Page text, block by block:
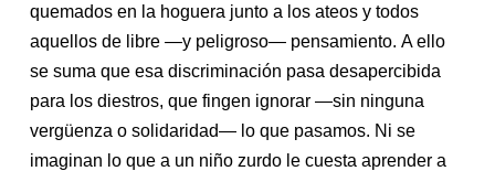
quemados en la hoguera junto a los ateos y todos
aquellos de libre —y peligroso— pensamiento. A ello
se suma que esa discriminación pasa desapercibida
para los diestros, que fingen ignorar —sin ninguna
vergüenza o solidaridad— lo que pasamos. Ni se
imaginan lo que a un niño zurdo le cuesta aprender a